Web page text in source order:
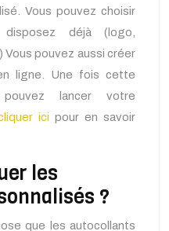
Vous pouvez choisir
déjà (logo,
pouvez aussi créer
ligne. Une fois cette
lancer votre
ici pour en savoir
les
?
que les autocollants